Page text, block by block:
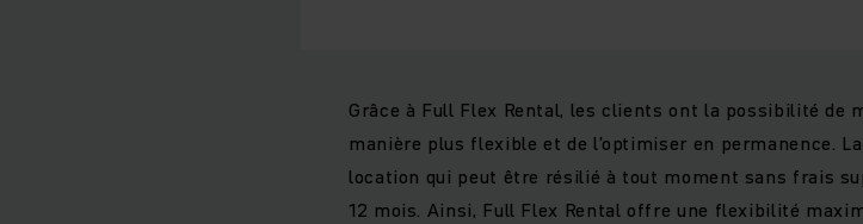
Grâce à Full Flex Rental, les clients ont la possibilité de
manière plus flexible et de l’optimiser en permanence.
location qui peut être résilié à tout moment sans frais
12 mois. Ainsi, Full Flex Rental offre une flexibilité